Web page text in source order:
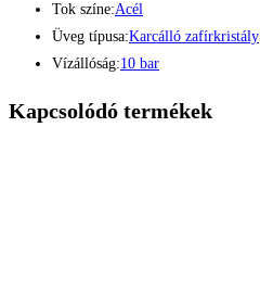
Tok színe:Acél
Üveg típusa:Karcálló zafírkristály
Vízállóság:10 bar
Kapcsolódó termékek